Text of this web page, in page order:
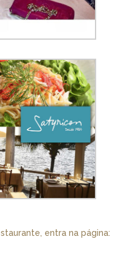
entra na página: